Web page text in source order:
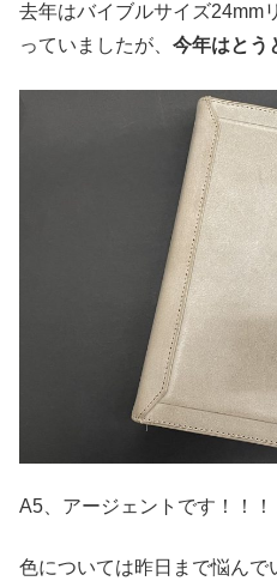
去年はバイブルサイズ24mm
っていましたが、 今年はとう
A5、アージェントです！！！
色については昨日まで悩んで